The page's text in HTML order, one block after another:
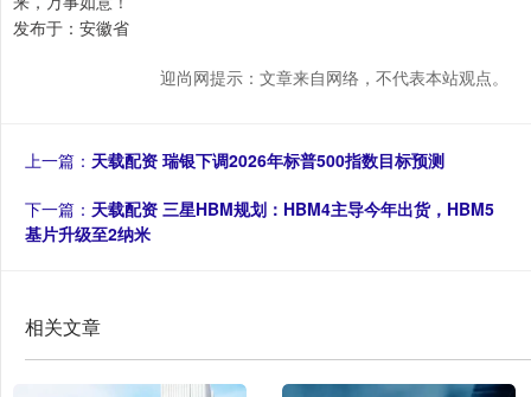
发布于：安徽省
迎尚网提示：文章来自网络，不代表本站观点。
上一篇： 天载配资 瑞银下调2026年标普500指数目标预测
下一篇： 天载配资 三星HBM规划：HBM4主导今年出货，HBM5
基片升级至2纳米
相关文章